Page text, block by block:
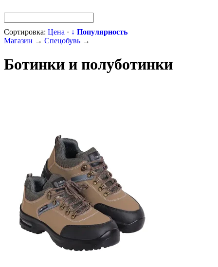
Сортировка: Цена · ↓ Популярность
Магазин → Спецобувь →
Ботинки и полуботинки